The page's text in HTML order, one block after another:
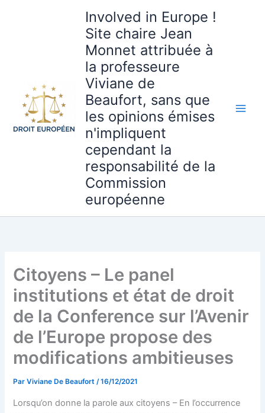
Involved in Europe !
Site chaire Jean
Monnet attribuée à
la professeure
Viviane de
Beaufort, sans que
les opinions émises
n'impliquent
cependant la
responsabilité de la
Commission
européenne
Citoyens – Le panel
institutions et état de droit
de la Conference sur l’Avenir
de l’Europe propose des
modifications ambitieuses
ParViviane De Beaufort/16/12/2021
Lorsqu’on donne la parole aux citoyens – En l’occurrence